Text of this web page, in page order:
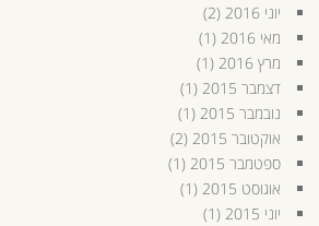
יוני 2016
(2)
מאי 2016
(1)
מרץ 2016
(1)
דצמבר 2015
(1)
נובמבר 2015
(1)
אוקטובר 2015
(2)
ספטמבר 2015
(1)
אוגוסט 2015
(1)
יוני 2015
(1)